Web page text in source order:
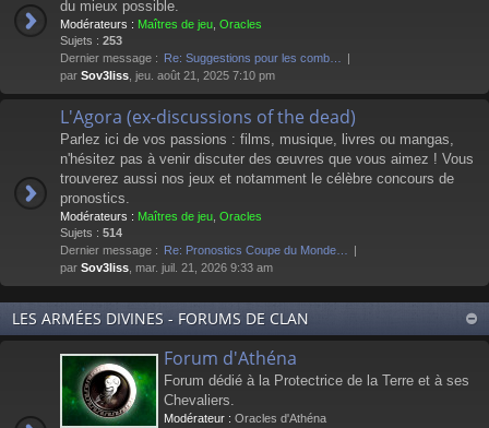
du mieux possible.
Modérateurs : Maîtres de jeu Oracles
Sujets : 253
Dernier message : Re: Suggestions pour les comb…
par Sov3liss , jeu. août 21, 2025 7:10 pm
L'Agora (ex-discussions of the dead)
Parlez ici de vos passions : films, musique, livres ou mangas,
n'hésitez pas à venir discuter des œuvres que vous aimez ! Vous
trouverez aussi nos jeux et notamment le célèbre concours de
pronostics.
Modérateurs : Maîtres de jeu Oracles
Sujets : 514
Dernier message : Re: Pronostics Coupe du Monde…
par Sov3liss , mar. juil. 21, 2026 9:33 am
LES ARMÉES DIVINES - FORUMS DE CLAN
Forum d'Athéna
Forum dédié à la Protectrice de la Terre et à ses
Chevaliers.
Modérateur : Oracles d'Athéna